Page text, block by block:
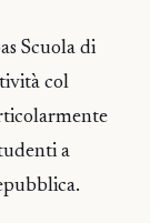
Scuola di
col
a